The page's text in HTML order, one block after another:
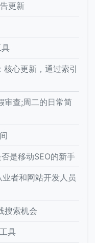
更新
心更新，通过索引
审查;周二的日常简
是移动SEO的新手
者和网站开发人员
搜索机会
具